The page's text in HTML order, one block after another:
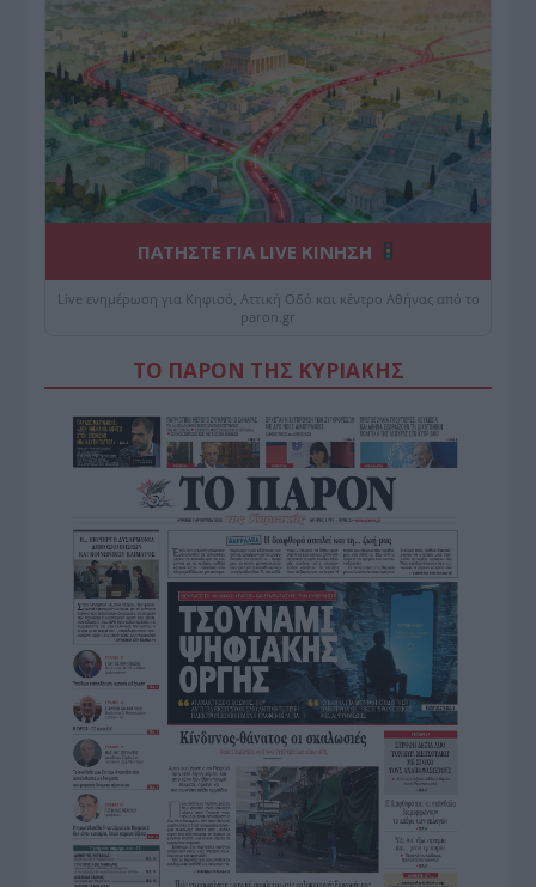
ΠΑΤΗΣΤΕ ΓΙΑ LIVE ΚΙΝΗΣΗ
Live ενημέρωση για Κηφισό, Αττική Οδό και κέντρο Αθήνας από το
paron.gr
ΤΟ ΠΑΡΟΝ ΤΗΣ ΚΥΡΙΑΚΗΣ